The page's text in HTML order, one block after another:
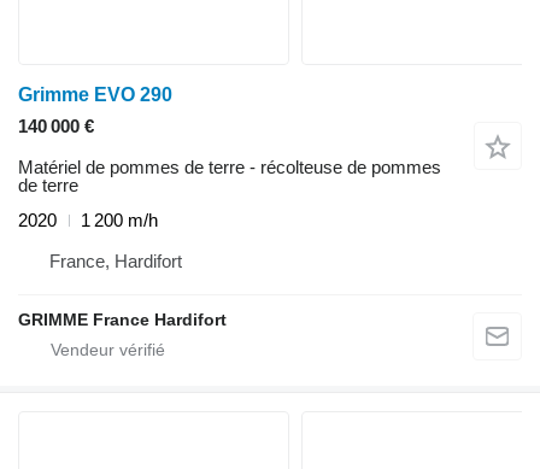
Grimme EVO 290
140 000 €
Matériel de pommes de terre - récolteuse de pommes
de terre
2020
1 200 m/h
France, Hardifort
GRIMME France Hardifort